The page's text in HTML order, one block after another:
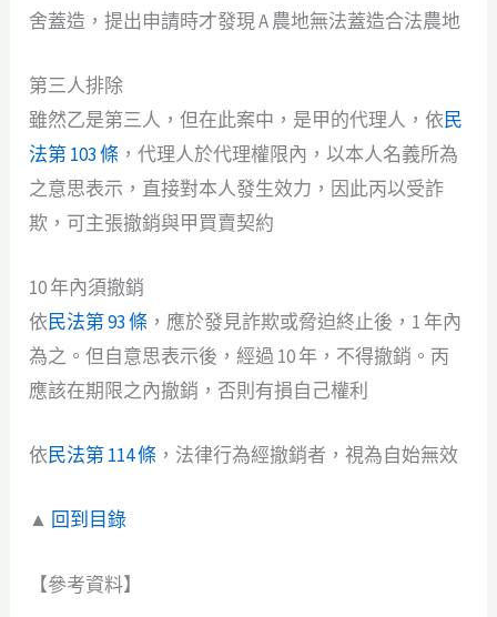
舍蓋造，提出申請時才發現 A 農地無法蓋造合法農地
第三人排除
雖然乙是第三人，但在此案中，是甲的代理人，依民
法第 103 條 ，代理人於代理權限內，以本人名義所為
之意思表示，直接對本人發生效力，因此丙以受詐
欺，可主張撤銷與甲買賣契約
10 年內須撤銷
依民法第 93 條 ，應於發見詐欺或脅迫終止後，1 年內
為之。但自意思表示後，經過 10 年，不得撤銷。丙
應該在期限之內撤銷，否則有損自己權利
依民法第 114 條 ，法律行為經撤銷者，視為自始無效
▲ 回到目錄
【參考資料】